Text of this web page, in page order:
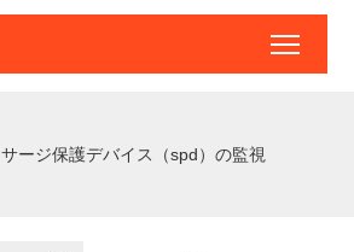
サージ保護デバイス（spd）の監視